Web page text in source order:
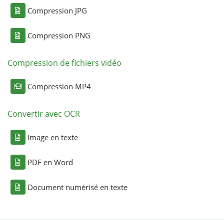
Compression JPG
Compression PNG
Compression de fichiers vidéo
Compression MP4
Convertir avec OCR
Image en texte
PDF en Word
Document numérisé en texte